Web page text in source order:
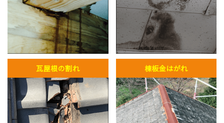
瓦屋根の割れ 棟板金はがれ